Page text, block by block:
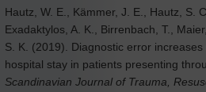
Hautz, W. E., Kämmer, J. E., Hautz, S.
Exadaktylos, A. K., Birrenbach, T.,
S. K. (2019). Diagnostic error
hospital stay in patients presenting
Scandinavian Journal of Trauma,